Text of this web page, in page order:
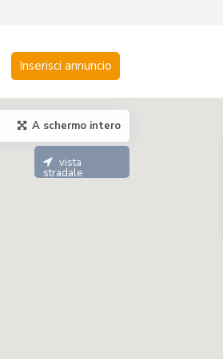
A schermo intero
vista
stradale